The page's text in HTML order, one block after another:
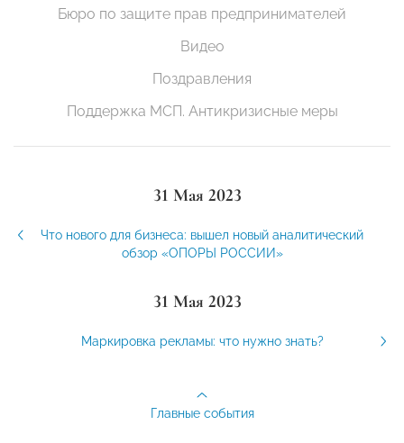
Бюро по защите прав предпринимателей
Видео
Поздравления
Поддержка МСП. Антикризисные меры
31 Мая 2023
Что нового для бизнеса: вышел новый аналитический
обзор «ОПОРЫ РОССИИ»
31 Мая 2023
Маркировка рекламы: что нужно знать?
Главные события